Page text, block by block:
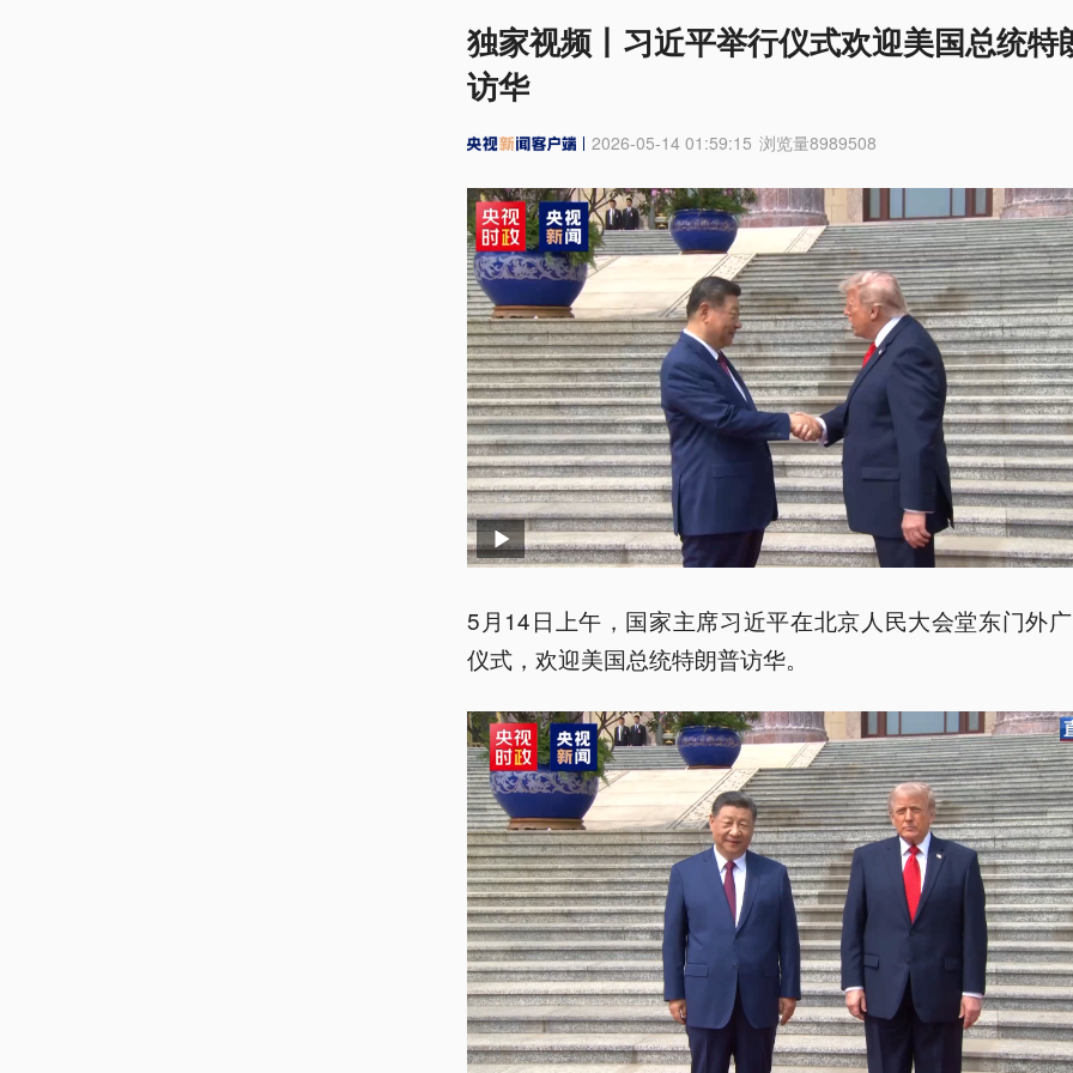
独家视频丨习近平举行仪式欢迎美国总统特
访华
2026-05-14 01:59:15 浏览量8989508
5月14日上午，国家主席习近平在北京人民大会堂东门外
仪式，欢迎美国总统特朗普访华。